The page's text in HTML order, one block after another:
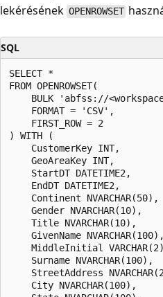
lekérésének OPENROWSET
SQL
SELECT *
FROM OPENROWSET(
BULK 'abfss://
    FORMAT = 'CSV',
    FIRST_ROW = 2
) WITH (
    CustomerKey INT,
    GeoAreaKey INT,
    StartDT DATETIME2,
    EndDT DATETIME2,
Continent
    Gender NVARCHAR(10),
    Title NVARCHAR(10),
GivenName
MiddleInitial
    Surname NVARCHAR(100),
StreetAddress
    City NVARCHAR(100),